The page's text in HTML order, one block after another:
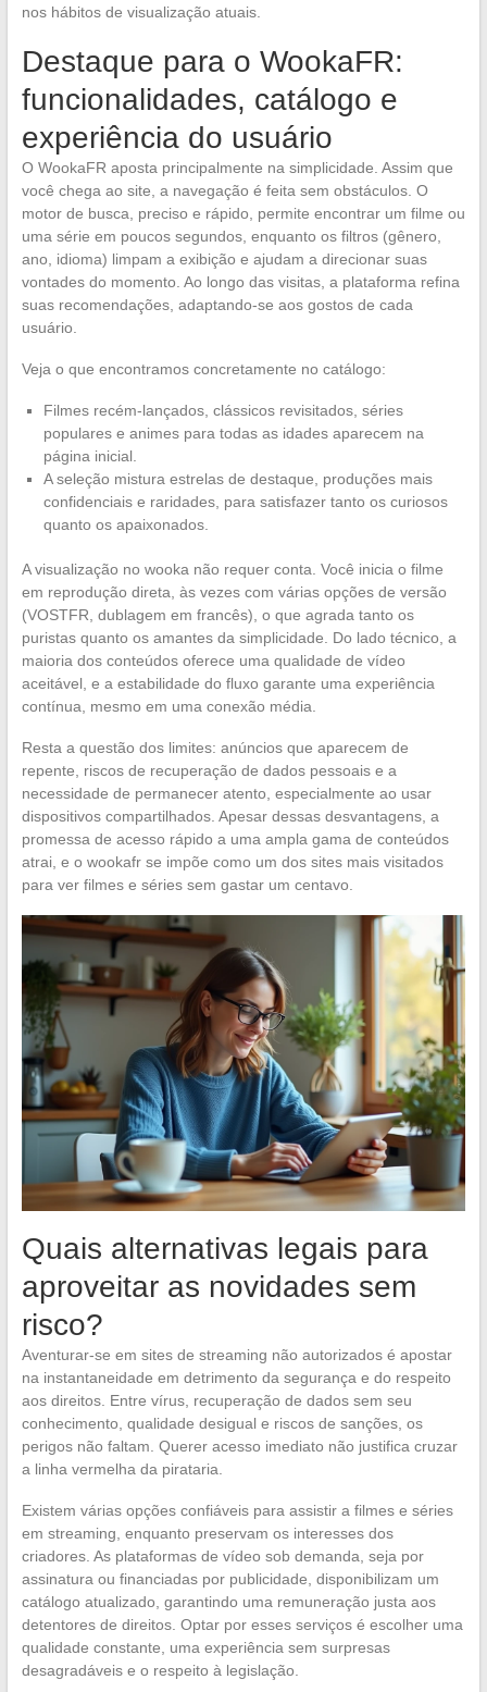
nos hábitos de visualização atuais.
Destaque para o WookaFR:
funcionalidades, catálogo e
experiência do usuário
O WookaFR aposta principalmente na simplicidade. Assim que
você chega ao site, a navegação é feita sem obstáculos. O
motor de busca, preciso e rápido, permite encontrar um filme ou
uma série em poucos segundos, enquanto os filtros (gênero,
ano, idioma) limpam a exibição e ajudam a direcionar suas
vontades do momento. Ao longo das visitas, a plataforma refina
suas recomendações, adaptando-se aos gostos de cada
usuário.
Veja o que encontramos concretamente no catálogo:
Filmes recém-lançados, clássicos revisitados, séries
populares e animes para todas as idades aparecem na
página inicial.
A seleção mistura estrelas de destaque, produções mais
confidenciais e raridades, para satisfazer tanto os curiosos
quanto os apaixonados.
A visualização no wooka não requer conta. Você inicia o filme
em reprodução direta, às vezes com várias opções de versão
(VOSTFR, dublagem em francês), o que agrada tanto os
puristas quanto os amantes da simplicidade. Do lado técnico, a
maioria dos conteúdos oferece uma qualidade de vídeo
aceitável, e a estabilidade do fluxo garante uma experiência
contínua, mesmo em uma conexão média.
Resta a questão dos limites: anúncios que aparecem de
repente, riscos de recuperação de dados pessoais e a
necessidade de permanecer atento, especialmente ao usar
dispositivos compartilhados. Apesar dessas desvantagens, a
promessa de acesso rápido a uma ampla gama de conteúdos
atrai, e o wookafr se impõe como um dos sites mais visitados
para ver filmes e séries sem gastar um centavo.
Quais alternativas legais para
aproveitar as novidades sem
risco?
Aventurar-se em sites de streaming não autorizados é apostar
na instantaneidade em detrimento da segurança e do respeito
aos direitos. Entre vírus, recuperação de dados sem seu
conhecimento, qualidade desigual e riscos de sanções, os
perigos não faltam. Querer acesso imediato não justifica cruzar
a linha vermelha da pirataria.
Existem várias opções confiáveis para assistir a filmes e séries
em streaming, enquanto preservam os interesses dos
criadores. As plataformas de vídeo sob demanda, seja por
assinatura ou financiadas por publicidade, disponibilizam um
catálogo atualizado, garantindo uma remuneração justa aos
detentores de direitos. Optar por esses serviços é escolher uma
qualidade constante, uma experiência sem surpresas
desagradáveis e o respeito à legislação.